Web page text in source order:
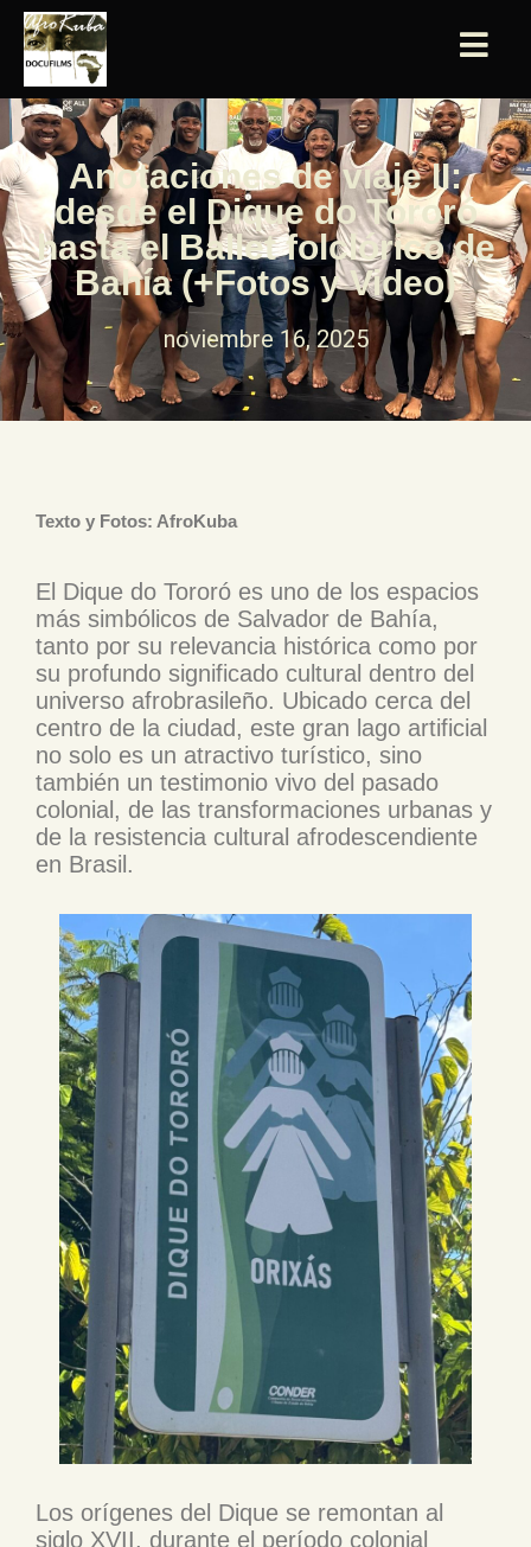
Anotaciones de viaje II:
desde el Dique do Tororó
hasta el Ballet folclórico de
Bahía (+Fotos y Video)
noviembre 16, 2025
Texto y Fotos: AfroKuba
El Dique do Tororó es uno de los espacios
más simbólicos de Salvador de Bahía,
tanto por su relevancia histórica como por
su profundo significado cultural dentro del
universo afrobrasileño. Ubicado cerca del
centro de la ciudad, este gran lago artificial
no solo es un atractivo turístico, sino
también un testimonio vivo del pasado
colonial, de las transformaciones urbanas y
de la resistencia cultural afrodescendiente
en Brasil.
Los orígenes del Dique se remontan al
siglo XVII, durante el período colonial